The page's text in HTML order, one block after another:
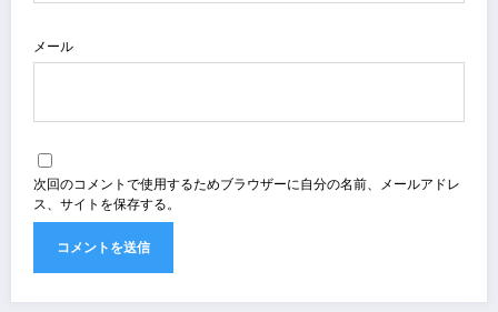
メール
次回のコメントで使用するためブラウザーに自分の名前、メールアドレ
ス、サイトを保存する。